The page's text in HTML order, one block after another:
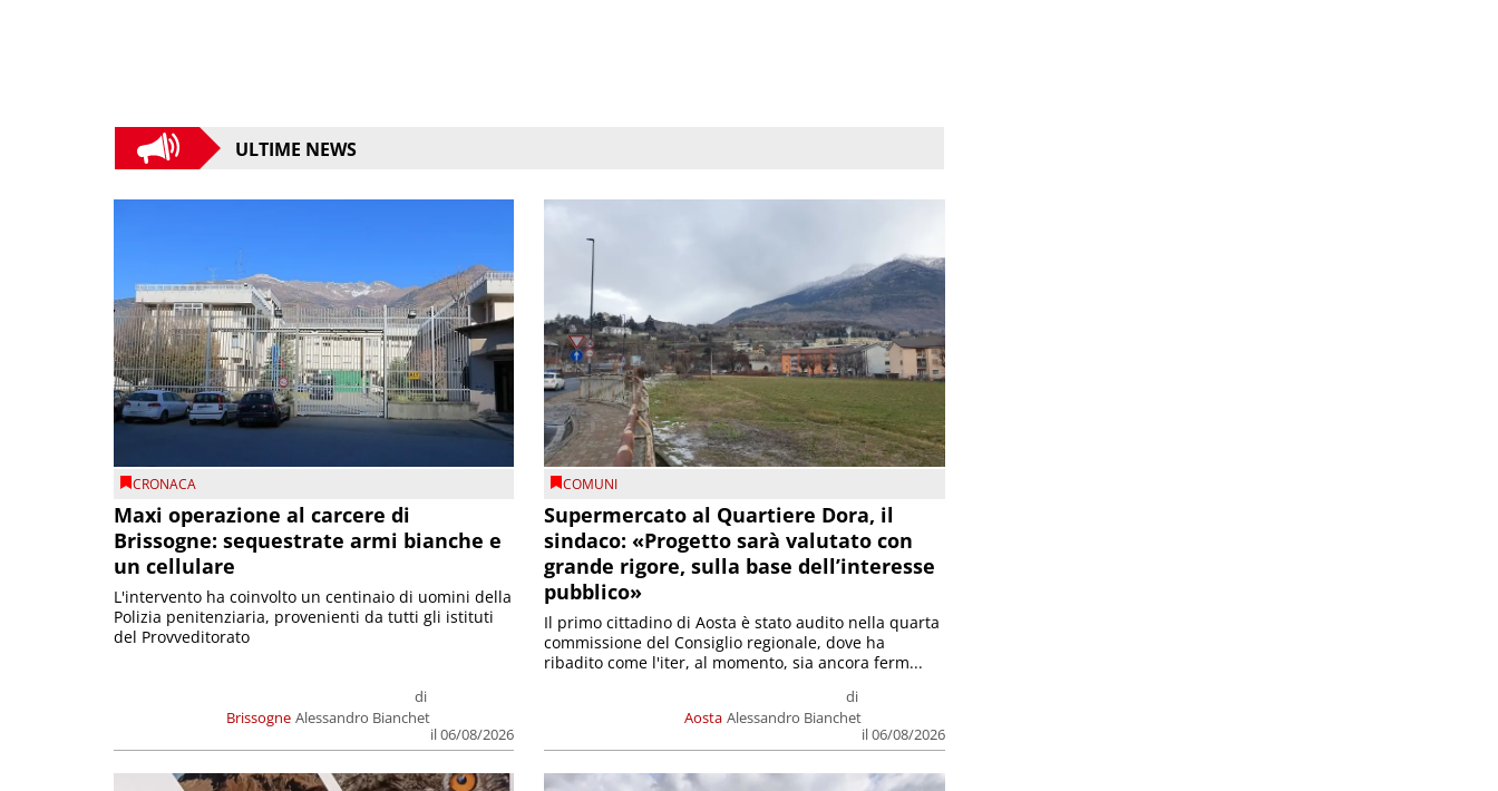
ULTIME NEWS
CRONACA
Maxi operazione al carcere di
Brissogne: sequestrate armi bianche e
un cellulare
Brissogne
di
Alessandro Bianchet
il 06/08/2026
L'intervento ha coinvolto un centinaio di uomini della
Polizia penitenziaria, provenienti da tutti gli istituti
del Provveditorato
COMUNI
Supermercato al Quartiere Dora, il
sindaco: «Progetto sarà valutato con
grande rigore, sulla base dell’interesse
pubblico»
Aosta
di
Alessandro Bianchet
il 06/08/2026
Il primo cittadino di Aosta è stato audito nella quarta
commissione del Consiglio regionale, dove ha
ribadito come l'iter, al momento, sia ancora ferm...